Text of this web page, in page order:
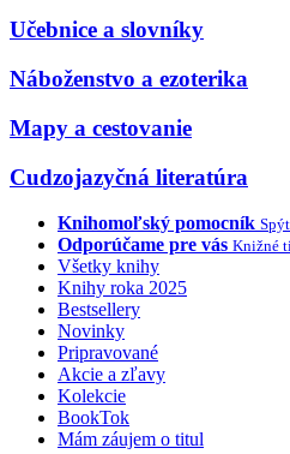
Učebnice a slovníky
Náboženstvo a ezoterika
Mapy a cestovanie
Cudzojazyčná literatúra
Knihomoľský pomocník
Odporúčame pre vás Knižné
Všetky knihy
Knihy roka 2025
Bestsellery
Novinky
Pripravované
Akcie a zľavy
Kolekcie
BookTok
Mám záujem o titul